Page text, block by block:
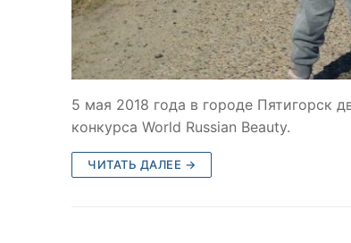
5 мая 2018 года в городе Пятигорск
конкурса World Russian Beauty.
ЧИТАТЬ ДАЛЕЕ →